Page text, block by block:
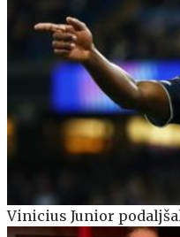
Vinicius Junior